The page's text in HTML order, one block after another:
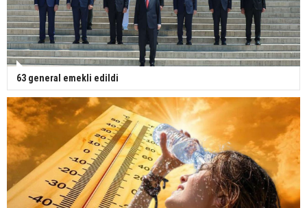
63 general emekli edildi